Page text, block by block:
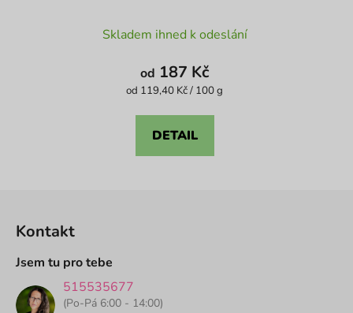
hodnocení
produktu
je
z
Skladem ihned k odeslání
od 187 Kč
Měrná
od 119,40 Kč / 100 g
DETAIL
Kontakt
Jsem tu pro tebe
515535677
(Po-Pá 6:00 - 14:00)